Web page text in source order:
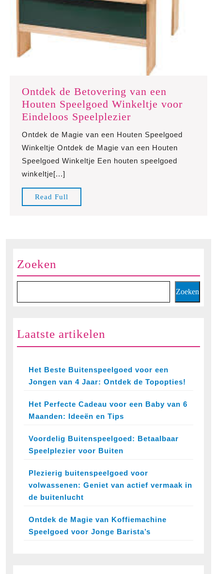
Ontdek de Betovering van een
Houten Speelgoed Winkeltje voor
Eindeloos SpeelplezierOntdek
Betovering
van
een
Ontdek de Magie van een Houten Speelgoed
Winkeltje Ontdek de Magie van een Houten
Speelgoed Winkeltje Een houten speelgoed
winkeltje[...]
Read Full
Full
Zoeken
Zoeken
Laatste artikelen
Het Beste Buitenspeelgoed voor een
Jongen van 4 Jaar: Ontdek de Topopties!
Het Perfecte Cadeau voor een Baby van 6
Maanden: Ideeën en Tips
Voordelig Buitenspeelgoed: Betaalbaar
Speelplezier voor Buiten
Plezierig buitenspeelgoed voor
volwassenen: Geniet van actief vermaak in
de buitenlucht
Ontdek de Magie van Koffiemachine
Speelgoed voor Jonge Barista’s